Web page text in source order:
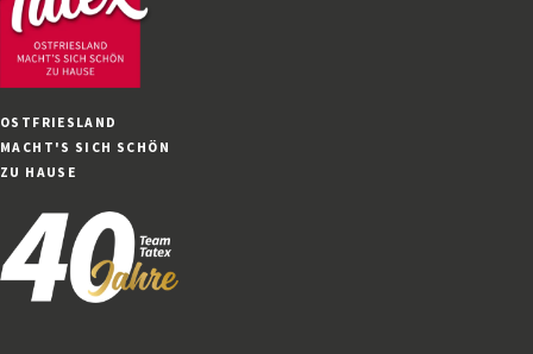
OSTFRIESLAND
MACHT'S SICH SCHÖN
ZU HAUSE